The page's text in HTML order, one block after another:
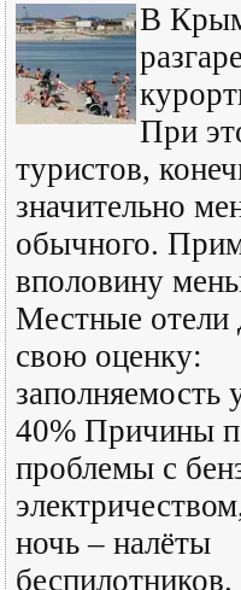
В
разгаре
При
туристов,
значительно
обычного.
вполовину
Местные отели
свою оценку:
заполняемость
40% Причины
проблемы с
ночь – налёты